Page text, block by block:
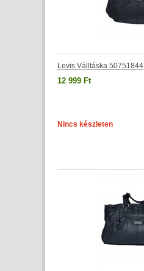
Levis Válltáska 50751844
12 999 Ft
Nincs készleten